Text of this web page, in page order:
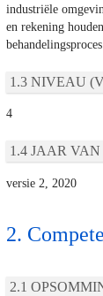
industriële
en rekening
NIVEAU
4
JAAR
versie 2, 2020